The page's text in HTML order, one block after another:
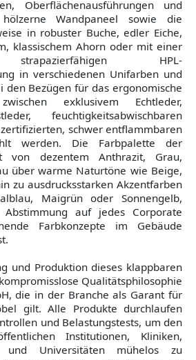
Oberflächenausführungen und
Wandpaneel sowie die
in robuster Buche, edler Eiche,
klassischem Ahorn oder mit einer
strapazierfähigen HPL-
in verschiedenen Unifarben und
den Bezügen für das ergonomische
exklusivem Echtleder,
feuchtigkeitsabwischbaren
schwer entflammbaren
werden. Die Farbpalette der
von dezentem Anthrazit, Grau,
über warme Naturtöne wie Beige,
zu ausdrucksstarken Akzentfarben
Maigrün oder Sonnengelb,
auf jedes Corporate
Farbkonzepte im Gebäude
und Produktion dieses klappbaren
Qualitätsphilosophie
die in der Branche als Garant für
gilt. Alle Produkte durchlaufen
und Belastungstests, um den
Institutionen, Kliniken,
und Universitäten mühelos zu